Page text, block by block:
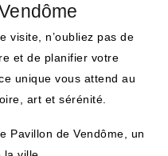
visite, n’oubliez pas de
et de planifier votre
unique vous attend au
art et sérénité.
Pavillon de Vendôme, un